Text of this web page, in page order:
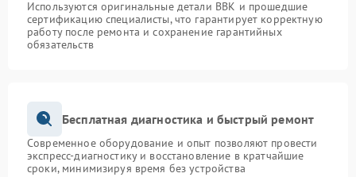
Используются оригинальные детали BBK и прошедшие
сертификацию специалисты, что гарантирует корректную
работу после ремонта и сохранение гарантийных
обязательств
Бесплатная диагностика и быстрый ремонт
Современное оборудование и опыт позволяют провести
экспресс-диагностику и восстановление в кратчайшие
сроки, минимизируя время без устройства